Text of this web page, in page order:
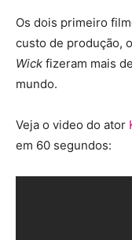
Os dois primeiro
custo de produção,
Wick fizeram mais
mundo.
Veja o video do ator
em 60 segundos: